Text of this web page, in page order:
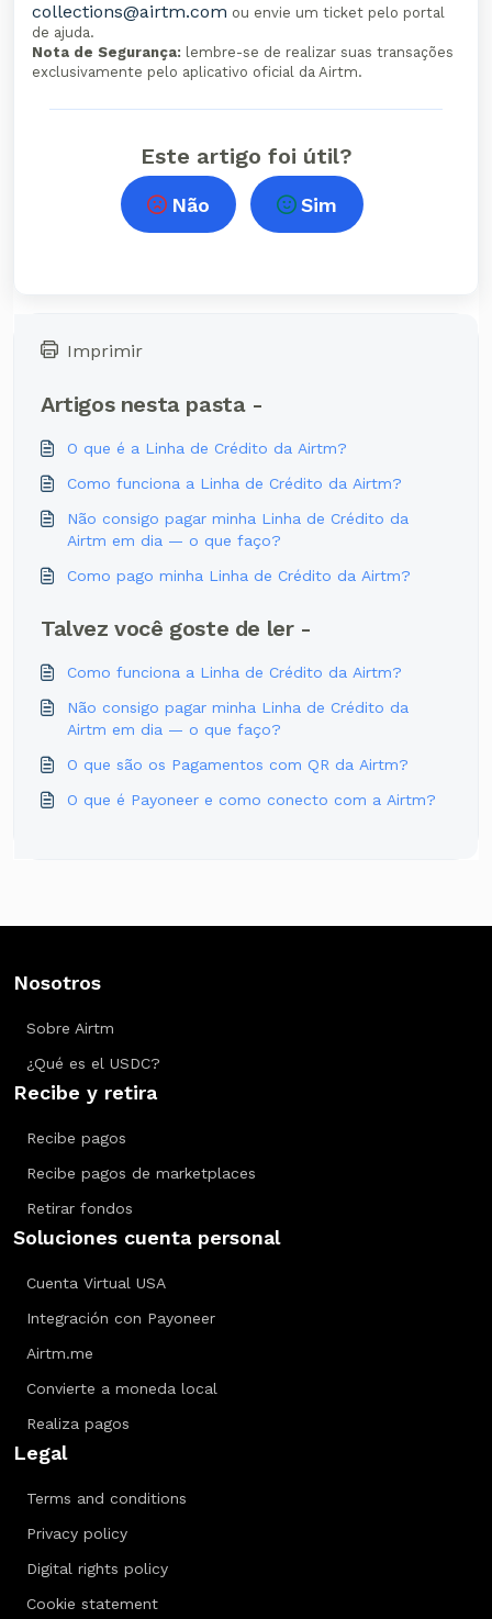
collections@airtm.com ou envie um ticket pelo portal
de ajuda.
Nota de Segurança: lembre-se de realizar suas transações
exclusivamente pelo aplicativo oficial da Airtm.
Este artigo foi útil?
Não Sim
Imprimir
Artigos nesta pasta -
O que é a Linha de Crédito da Airtm?
Como funciona a Linha de Crédito da Airtm?
Não consigo pagar minha Linha de Crédito da
Airtm em dia — o que faço?
Como pago minha Linha de Crédito da Airtm?
Talvez você goste de ler -
Como funciona a Linha de Crédito da Airtm?
Não consigo pagar minha Linha de Crédito da
Airtm em dia — o que faço?
O que são os Pagamentos com QR da Airtm?
O que é Payoneer e como conecto com a Airtm?
Nosotros
Sobre Airtm
¿Qué es el USDC?
Recibe y retira
Recibe pagos
Recibe pagos de marketplaces
Retirar fondos
Soluciones cuenta personal
Cuenta Virtual USA
Integración con Payoneer
Airtm.me
Convierte a moneda local
Realiza pagos
Legal
Terms and conditions
Privacy policy
Digital rights policy
Cookie statement